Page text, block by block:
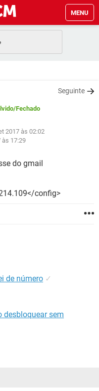
MENU
Seguinte
/Fechado
2017 às 02:02
às 17:29
do gmail
config>
de número ✓
desbloquear sem